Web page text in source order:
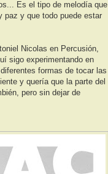
Es el tipo de melodía que
paz y que todo puede estar
Nicolas en Percusión,
sigo experimentando en
formas de tocar las
y quería que la parte del
pero sin dejar de